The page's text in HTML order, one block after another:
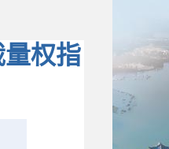
权指